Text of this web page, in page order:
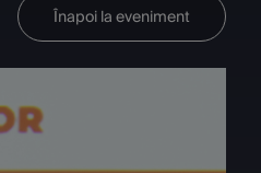
Înapoi la eveniment